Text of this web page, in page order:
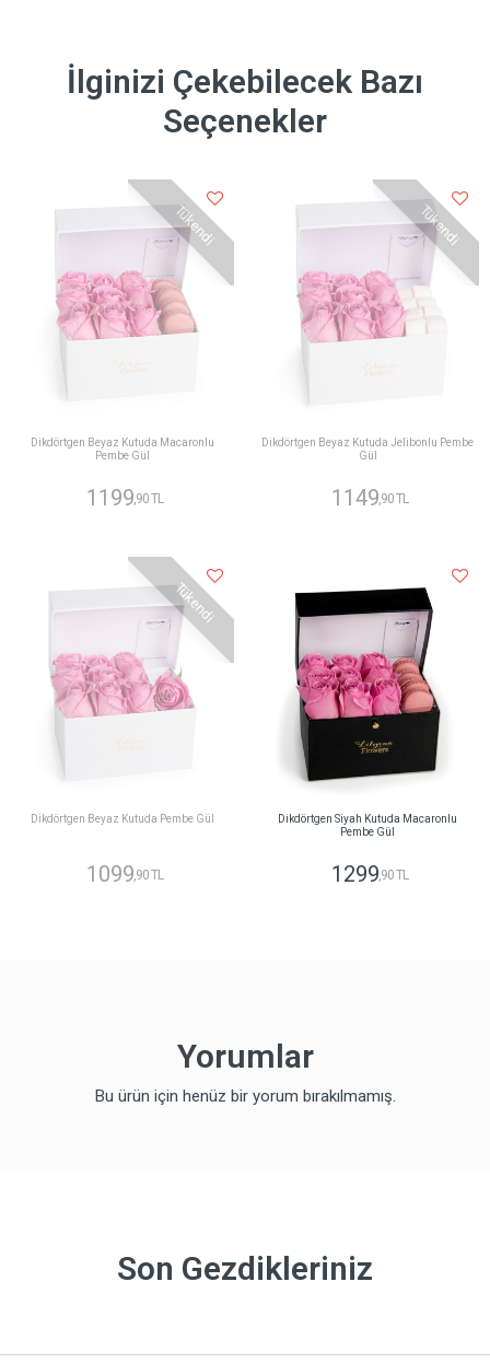
İlginizi Çekebilecek Bazı
Seçenekler
Tükendi
Dikdörtgen Beyaz Kutuda Macaronlu
Pembe Gül
1199 ,90 TL
Tükendi
Dikdörtgen Beyaz Kutuda Jelibonlu Pembe
Gül
1149 ,90 TL
Tükendi
Dikdörtgen Beyaz Kutuda Pembe Gül
1099,90 TL
Dikdörtgen Siyah Kutuda Macaronlu
Pembe Gül
1299,90 TL
Yorumlar
Bu ürün için henüz bir yorum bırakılmamış.
Son Gezdikleriniz